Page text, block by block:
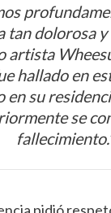
tan dolorosa
artista
hallado en
en su
se